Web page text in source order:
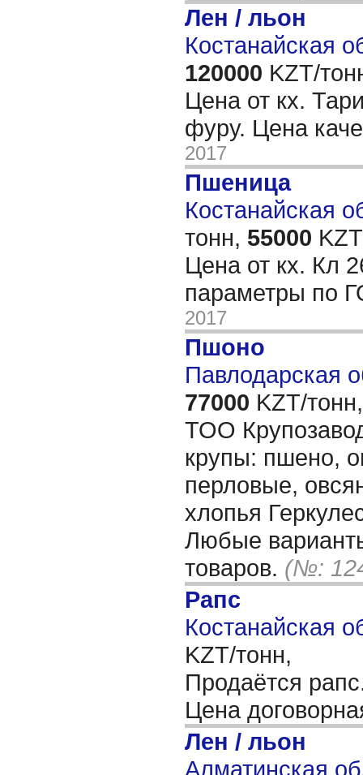
Лен / льон
Костанайская
120000 KZT/
Цена от кх.
фуру. Цена
2017
Пшеница
Костанайская
тонн, 55000
Цена от кх. Кл
параметры по
2017
Пшоно
Павлодарская
77000 KZT/тонн,
ТОО
крупы: пшено,
перловые,
хлопья
Любые
товаров. (№:
Рапс
Костанайская
KZT/тонн,
Продаётся
Цена
Лен / льон
Алматинская